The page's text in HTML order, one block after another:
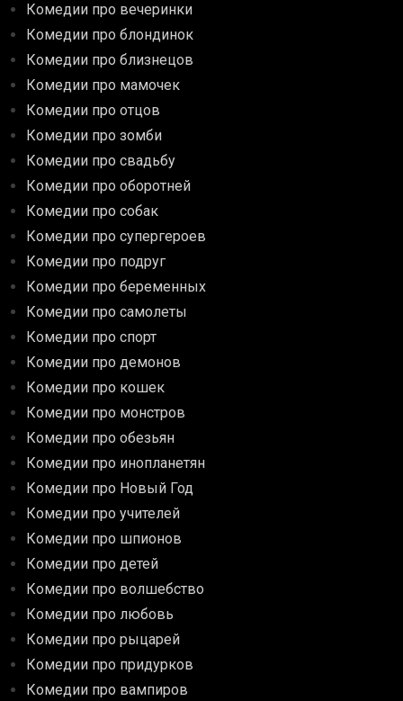
Комедии про вечеринки
Комедии про блондинок
Комедии про близнецов
Комедии про мамочек
Комедии про отцов
Комедии про зомби
Комедии про свадьбу
Комедии про оборотней
Комедии про собак
Комедии про супергероев
Комедии про подруг
Комедии про беременных
Комедии про самолеты
Комедии про спорт
Комедии про демонов
Комедии про кошек
Комедии про монстров
Комедии про обезьян
Комедии про инопланетян
Комедии про Новый Год
Комедии про учителей
Комедии про шпионов
Комедии про детей
Комедии про волшебство
Комедии про любовь
Комедии про рыцарей
Комедии про придурков
Комедии про вампиров